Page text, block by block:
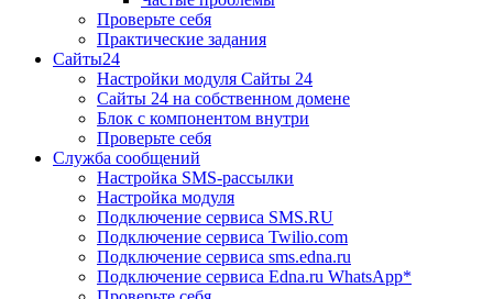
Проверьте себя
Практические задания
Сайты24
Настройки модуля Сайты 24
Сайты 24 на собственном домене
Блок с компонентом внутри
Проверьте себя
Служба сообщений
Настройка SMS-рассылки
Настройка модуля
Подключение сервиса SMS.RU
Подключение сервиса Twilio.com
Подключение сервиса sms.edna.ru
Подключение сервиса Edna.ru WhatsApp*